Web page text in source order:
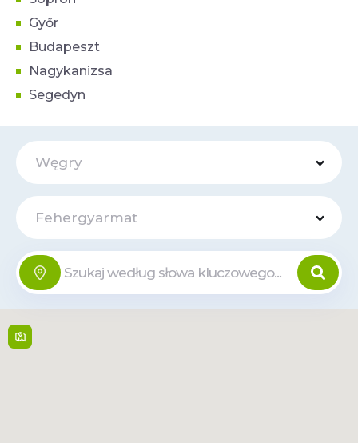
Győr
Budapeszt
Nagykanizsa
Segedyn
Węgry
Fehergyarmat